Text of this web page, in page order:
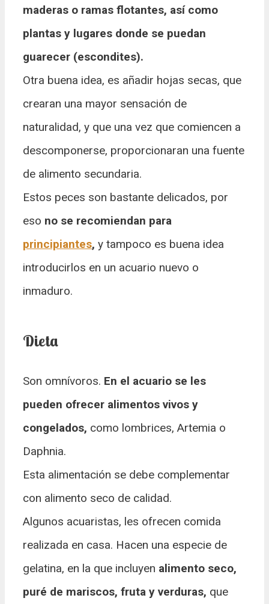
maderas o ramas flotantes, así como
plantas y lugares donde se puedan
guarecer (escondites).
Otra buena idea, es añadir hojas secas, que
crearan una mayor sensación de
naturalidad, y que una vez que comiencen a
descomponerse, proporcionaran una fuente
de alimento secundaria.
Estos peces son bastante delicados, por
eso no se recomiendan para
principiantes, y tampoco es buena idea
introducirlos en un acuario nuevo o
inmaduro.
Dieta
Son omnívoros. En el acuario se les
pueden ofrecer alimentos vivos y
congelados, como lombrices, Artemia o
Daphnia.
Esta alimentación se debe complementar
con alimento seco de calidad.
Algunos acuaristas, les ofrecen comida
realizada en casa. Hacen una especie de
gelatina, en la que incluyen alimento seco,
puré de mariscos, fruta y verduras, que